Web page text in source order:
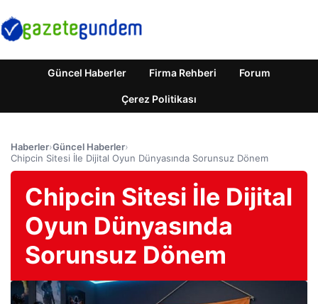
Güncel Haberler Firma Rehberi Forum
Çerez Politikası
Haberler›Güncel Haberler›
Chipcin Sitesi İle Dijital Oyun Dünyasında Sorunsuz Dönem
Chipcin Sitesi İle Dijital
Oyun Dünyasında
Sorunsuz Dönem